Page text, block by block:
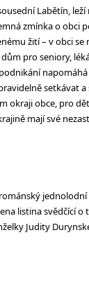
Labětín,
zmínka o obci
žití – v obci
pro seniory,
setkávat
okraji obce, pro
mají své
listina svědčící
Judity